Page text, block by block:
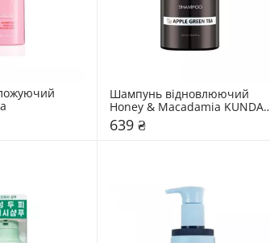
Шампунь відновлюючий
Honey & Macadamia KUNDAL
"Apple Green Tea"
639 ₴